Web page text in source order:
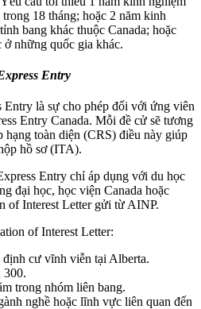
18 tháng; hoặc 2 năm kinh
bang khác thuộc Canada; hoặc
những quốc gia khác.
Entry
là sự cho phép đối với ứng viên
Entry Canada. Mỗi đề cử sẽ tương
hạng toàn diện (CRS) điều này giúp
hồ sơ (ITA).
Entry chỉ áp dụng với du học
đại học, học viện Canada hoặc
of Interest Letter gửi từ AINP.
of Interest Letter:
cư vĩnh viễn tại Alberta.
300.
trong nhóm liên bang.
nghề hoặc lĩnh vực liên quan đến